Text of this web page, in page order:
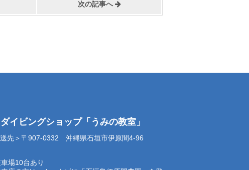
次の記事へ
イビングショップ「うみの教室」
送先＞〒907-0332 沖縄県石垣市伊原間4-96
場10台あり